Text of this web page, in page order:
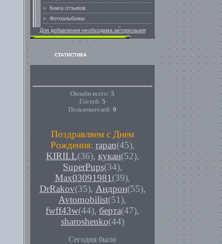
Для добавления необходима авторизация
СТАТИСТИКА
Онлайн всего: 5
Гостей: 5
Пользователей: 0
Поздравляем с Днем
Рождения: rapan(45),
KIRILL(36), кукан(52),
SuperPups(34),
Max03091981 (39),
DrRakov(35), Андрон(55),
Avtomobilist(51),
fwff43w(44), берта(47),
sharoshenko(44)
Сегодня были